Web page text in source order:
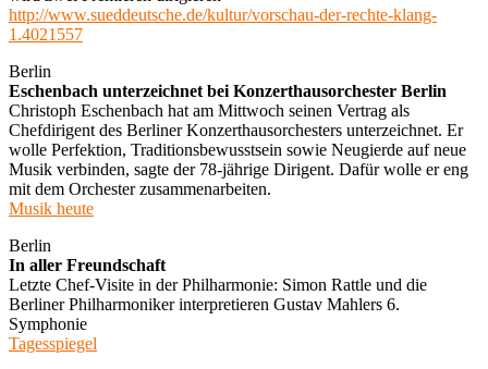
http://www.sueddeutsche.de/kultur/vorschau-der-rechte-klang-
1.4021557
Berlin
Eschenbach unterzeichnet bei Konzerthausorchester Berlin
Christoph Eschenbach hat am Mittwoch seinen Vertrag als
Chefdirigent des Berliner Konzerthausorchesters unterzeichnet. Er
wolle Perfektion, Traditionsbewusstsein sowie Neugierde auf neue
Musik verbinden, sagte der 78-jährige Dirigent. Dafür wolle er eng
mit dem Orchester zusammenarbeiten.
Musik heute
Berlin
In aller Freundschaft
Letzte Chef-Visite in der Philharmonie: Simon Rattle und die
Berliner Philharmoniker interpretieren Gustav Mahlers 6.
Symphonie
Tagesspiegel